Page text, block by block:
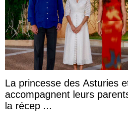
La princesse des Asturies
accompagnent leurs
la récep ...